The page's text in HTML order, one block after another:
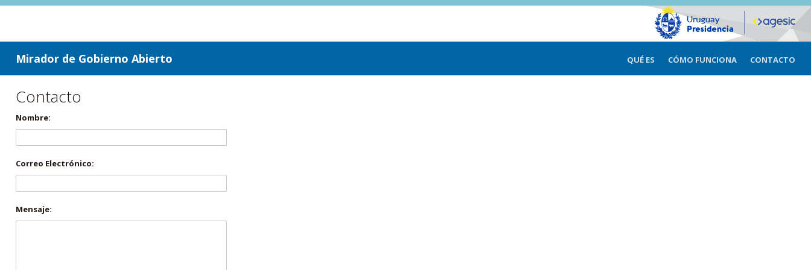
ir a contenido
ir al menú
Mirador de Gobierno Abierto QUÉ ES CÓMO FUNCIONA CONTACTO
Contacto
Nombre:
Correo Electrónico:
Mensaje: